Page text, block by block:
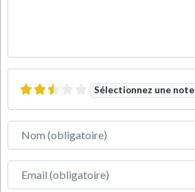
Sélectionnez une note
Adresse e-mail